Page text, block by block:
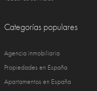
Categorías populares
Agencia inmobiliaria
Propiedades en España
Apartamentos en España